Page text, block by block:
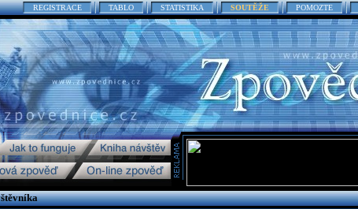
REGISTRACE TABLO STATISTIKA SOUTĚŽE POMOZTE